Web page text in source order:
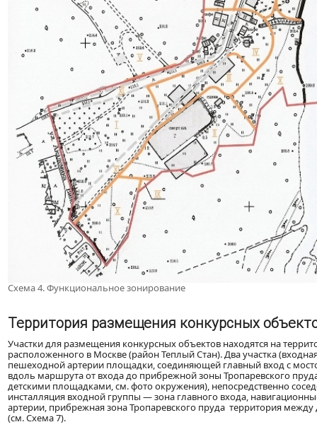
Схема 4. Функциональное зонирование
Территория размещения конкурсных
Участки для размещения конкурсных объектов находятся на
расположенного в Москве (район Теплый Стан). Два участка
пешеходной артерии площадки, соединяющей главный вход с
вдоль маршрута от входа до прибрежной зоны Тропаревского
детскими площадками, см. фото окружения), непосредственно
инсталляция входной группы — зона главного входа,
артерии, прибрежная зона Тропаревского пруда территория
(см. Схема 7).